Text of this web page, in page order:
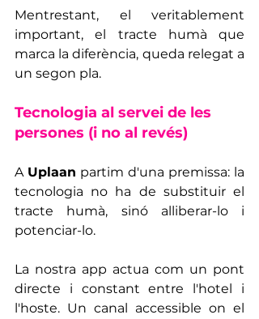
Mentrestant, el veritablement
important, el tracte humà que
marca la diferència, queda relegat a
un segon pla.
Tecnologia al servei de les
persones (i no al revés)
A Uplaan partim d'una premissa: la
tecnologia no ha de substituir el
tracte humà, sinó alliberar-lo i
potenciar-lo.
La nostra app actua com un pont
directe i constant entre l'hotel i
l'hoste. Un canal accessible on el